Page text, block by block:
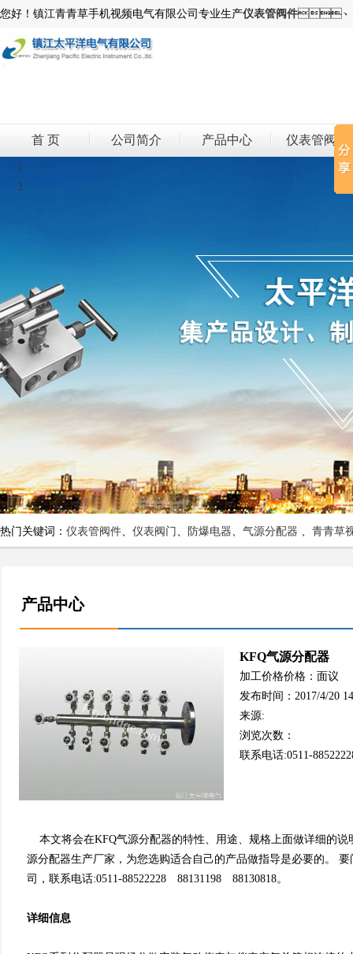
您好！镇江青青草手机视频电气有限公司专业生产仪表管阀件、
首 页 公司简介 产品中心 仪表管阀件
1
2
热门关键词： 仪表管阀件、 仪表阀门 、 防爆电器、 气源分配器 、 青青草
产品中心
KFQ气源分配器
加工价格价格：面议
发布时间：2017/4/20
来源:
浏览次数：
联系电话:0511-
本文将会在KFQ气源分配器的特性、用途、规格上面做详细的
源分配器生产厂家，为您选购适合自己的产品做指导是必要的
司，联系电话:0511-88522228 88131198 88130818。
详细信息